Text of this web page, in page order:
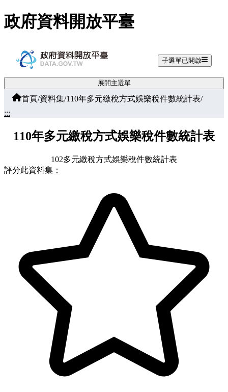
跳至主要內容
政府資料開放平臺
子選單已開啟
展開主選單
首頁/資料集/110年多元繳稅方式娛樂稅件數統計表/
:::
110年多元繳稅方式娛樂稅件數統計表
102多元繳稅方式娛樂稅件數統計表
評分此資料集：